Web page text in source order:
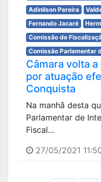
Adinilson Pereira
Fernando Jacaré
Comissão de
Comissão Parlamentar
Câmara volta
por atuação
Conquista
Na manhã desta
Parlamentar de
Fiscal...
27/05/2021